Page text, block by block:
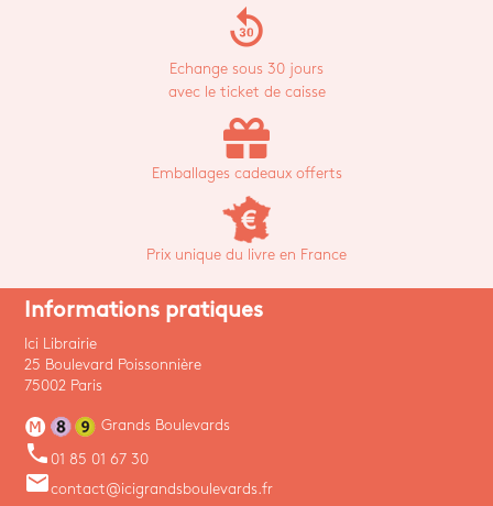
replay_30
Echange sous 30 jours
avec le ticket de caisse
Emballages cadeaux offerts
Prix unique du livre en France
Informations pratiques
Ici Librairie
25 Boulevard Poissonnière
75002 Paris
Grands Boulevards
phone 01 85 01 67 30
emailcontact@icigrandsboulevards.fr